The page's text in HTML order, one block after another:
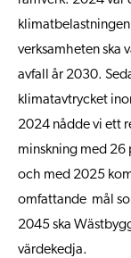
verksamheten ska
avfall år 2030.
klimatavtrycket
2024 nådde vi ett
minskning med 26
och med 2025
omfattande mål
2045 ska
värdekedja.